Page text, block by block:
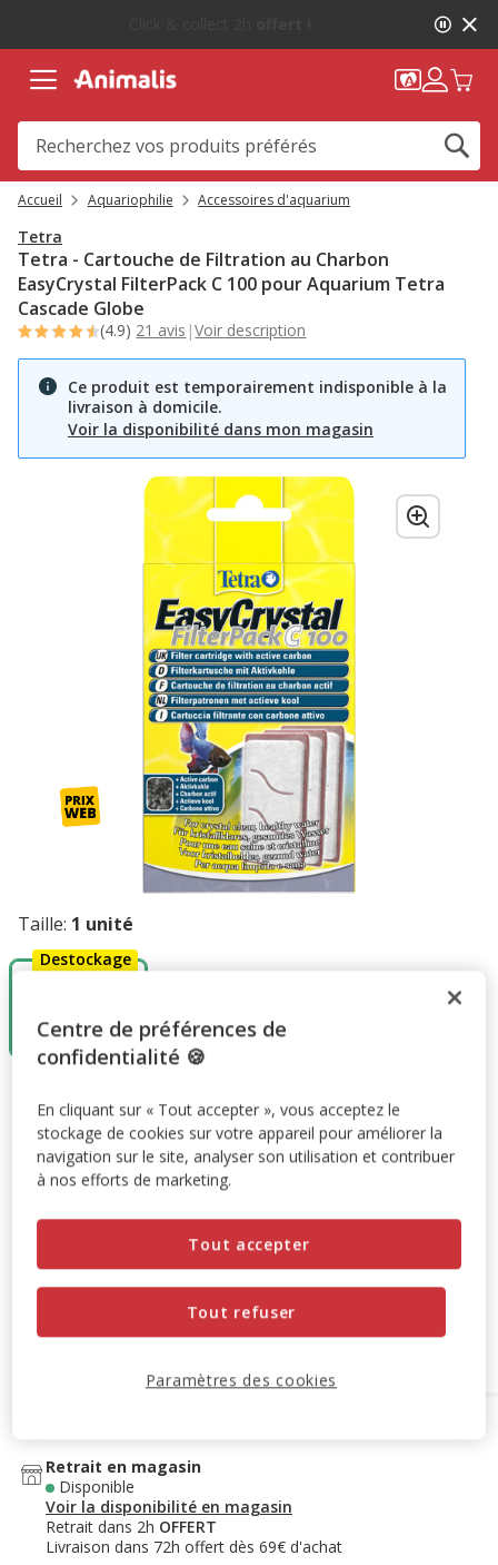
2,
message,
Accueil Aquariophilie Accessoires d'aquarium
Tetra
Tetra - Cartouche de Filtration au Charbon
EasyCrystal FilterPack C 100 pour Aquarium Tetra
Cascade Globe
(4.9) 21 avis |Voir description
Ce produit est temporairement indisponible à la
livraison à domicile.
Voir la disponibilité dans mon magasin
Taille: 1 unité
Destockage
50%
9.95€
4.97€
Promotion disponible
Destockage 50%
: remise de 50% appliquée sur ce produit
Prix antérieur 9.95€, Vous économisez 50%, Prix final
4.97€
Retrait en magasin
Retrait en magasin
Disponible
Voir la disponibilité en magasin
Retrait dans 2h OFFERT
Livraison dans 72h offert dès 69€ d'achat
Centre de préférences de
confidentialité 🍪
En cliquant sur « Tout accepter », vous acceptez le
stockage de cookies sur votre appareil pour améliorer la
navigation sur le site, analyser son utilisation et contribuer
à nos efforts de marketing.
Tout refuser
Tout accepter
Paramètres des cookies